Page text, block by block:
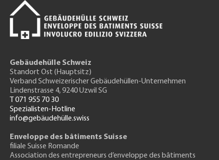
Gebäudehülle Schweiz
Standort Ost (Hauptsitz)
Verband Schweizerischer Gebäudehüllen-Unternehmen
Lindenstrasse 4, 9240 Uzwil SG
T 071 955 70 30
Spezialisten-Hotline
info@gebäudehülle.swiss
Enveloppe des bâtiments Suisse
filiale Suisse Romande
Association des entrepreneurs d’enveloppe des bâtiments